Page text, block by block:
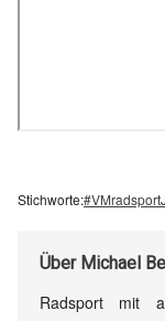
Stichworte:#VMradsport
Über Michael
Radsport mit